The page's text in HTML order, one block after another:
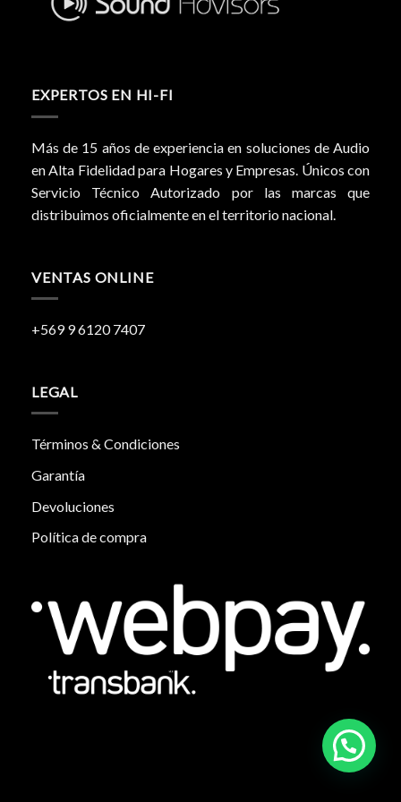
EXPERTOS EN HI-FI
Más de 15 años de experiencia en soluciones de Audio
en Alta Fidelidad para Hogares y Empresas. Únicos con
Servicio Técnico Autorizado por las marcas que
distribuimos oficialmente en el territorio nacional.
VENTAS ONLINE
+569 9 6120 7407
LEGAL
Términos & Condiciones
Garantía
Devoluciones
Política de compra